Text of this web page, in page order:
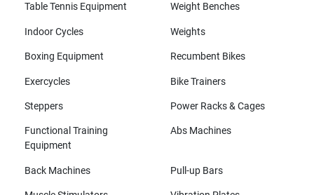
Table Tennis Equipment Weight Benches
Indoor Cycles Weights
Boxing Equipment Recumbent Bikes
Exercycles Bike Trainers
Steppers Power Racks & Cages
Functional Training
Equipment
Abs Machines
Back Machines Pull-up Bars